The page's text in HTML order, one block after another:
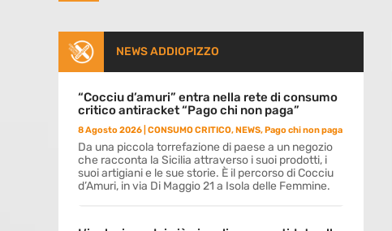
NEWS ADDIOPIZZO
“Cocciu d’amuri” entra nella rete di consumo
critico antiracket “Pago chi non paga”
8 Agosto 2026 CONSUMO CRITICO, NEWS, Pago chi non paga
Da una piccola torrefazione di paese a un negozio
che racconta la Sicilia attraverso i suoi prodotti, i
suoi artigiani e le sue storie. È il percorso di Cocciu
d’Amuri, in via Di Maggio 21 a Isola delle Femmine.